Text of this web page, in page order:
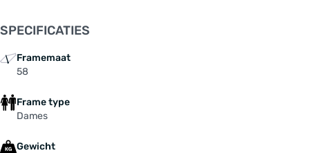
SPECIFICATIES
Framemaat
58
Frame type
Dames
Gewicht